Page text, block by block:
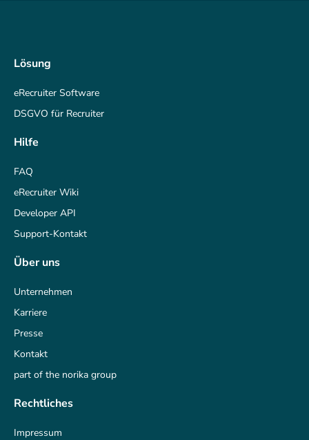
Lösung
eRecruiter Software
DSGVO für Recruiter
Hilfe
FAQ
eRecruiter Wiki
Developer API
Support-Kontakt
Über uns
Unternehmen
Karriere
Presse
Kontakt
part of the norika group
Rechtliches
Impressum